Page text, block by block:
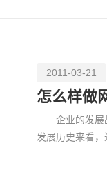
2011-03-21
怎么样做
企业的发展战
发展历史来看，